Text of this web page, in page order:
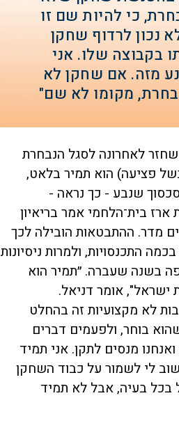
כי להיות שם זו
נכון לרדוף שחקן
בקבוצה שלו. אני
מזה. אם שחקן לא
מקומו לא שם"
לאחרונה לסגל הנבחרת
פציעה) הוא תמיר בלאט,
שנבע - כך נראה -
בית־הלחמי אמר בריאיון
מדר. ההתבטאות הובילה לכך
התכנסויות, ולמרות ניסיונות
בשנה שעברה. ״תמיר הוא
ישראל", אומר דניאל.
לא מקצועיות זה בהחלט
בוחר, ולפעמים דברים
מנסים לתקן. אני תמיד
לי לשמור על כבוד השחקן
בכל בעיה, אבל לא תמיד